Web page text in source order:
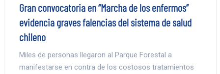
Gran convocatoria en “Marcha de los enfermos”
evidencia graves falencias del sistema de salud
chileno
Miles de personas llegaron al Parque Forestal a
manifestarse en contra de los costosos tratamientos